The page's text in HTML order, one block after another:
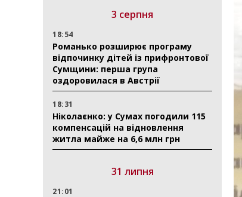
3 серпня
18:54
Романько розширює програму
відпочинку дітей із прифронтової
Сумщини: перша група
оздоровилася в Австрії
18:31
Ніколаєнко: у Сумах погодили 115
компенсацій на відновлення
житла майже на 6,6 млн грн
31 липня
21:01